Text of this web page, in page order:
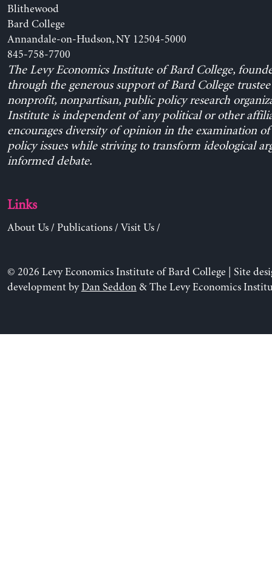
Blithewood
Bard College
Annandale-on-Hudson, NY 12504-5000
845-758-7700
The Levy Economics Institute of Bard College,
through the generous support of Bard College trustee
nonprofit, nonpartisan, public policy research
Institute is independent of any political or other
encourages diversity of opinion in the examination
policy issues while striving to transform ideological
informed debate.
Links
About Us/ Publications/ Visit Us/
© 2026 Levy Economics Institute of Bard College | Site
development byDan Seddon& The Levy Economics